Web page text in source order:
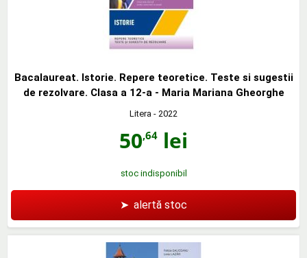
Bacalaureat. Istorie. Repere teoretice. Teste si sugestii
de rezolvare. Clasa a 12-a - Maria Mariana Gheorghe
Litera - 2022
50,64 lei
stoc indisponibil
➤ alertă stoc